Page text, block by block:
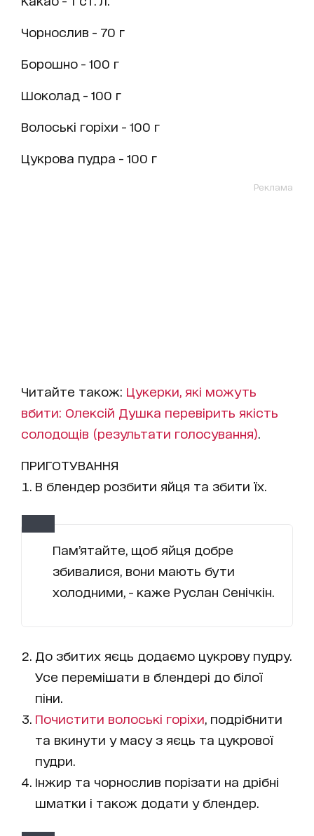
Чорнослив - 70 г
Борошно - 100 г
Шоколад - 100 г
Волоські горіхи - 100 г
Цукрова пудра - 100 г
Реклама
Читайте також: Цукерки, які можуть
вбити: Олексій Душка перевірить якість
солодощів (результати голосування)
ПРИГОТУВАННЯ
В блендер розбити яйця та збити їх.
Пам’ятайте, щоб яйця добре
збивалися, вони мають бути
холодними, - каже Руслан Сенічкін.
До збитих яєць додаємо цукрову пудру.
Усе перемішати в блендері до білої
піни.
Почистити волоські горіхи , подрібнити
та вкинути у масу з яєць та цукрової
пудри.
Інжир та чорнослив порізати на дрібні
шматки і також додати у блендер.